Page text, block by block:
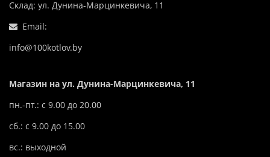
Склад: ул. Дунина-Марцинкевича, 11
Email:
info@100kotlov.by
Магазин на ул. Дунина-Марцинкевича, 11
пн.-пт.: с 9.00 до 20.00
сб.: с 9.00 до 15.00
вс.: выходной